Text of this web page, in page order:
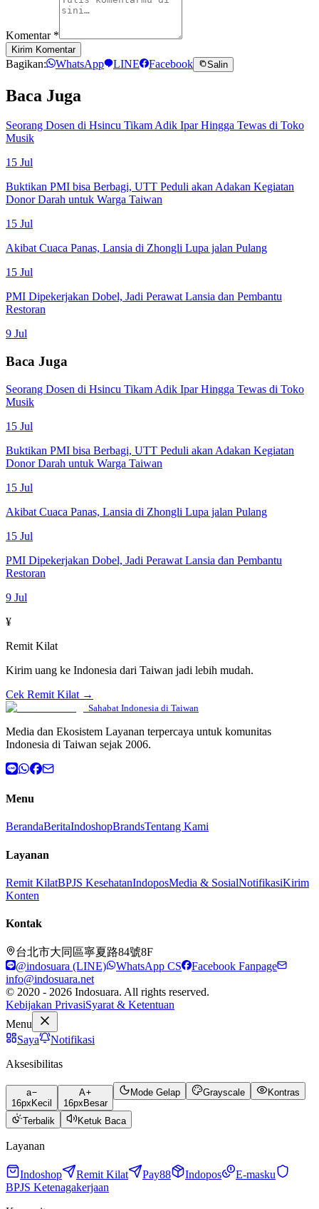
Komentar *
Kirim Komentar
Bagikan: WhatsApp LINE Facebook Salin
Baca Juga
Seorang Dosen di Hsincu Tikam Adik Ipar Hingga Tewas di Toko
Musik
15 Jul
Buktikan PMI bisa Berbagi, UTT Peduli akan Adakan Kegiatan
Donor Darah untuk Warga Taiwan
15 Jul
Akibat Cuaca Panas, Lansia di Zhongli Lupa jalan Pulang
15 Jul
PMI Dipekerjakan Dobel, Jadi Perawat Lansia dan Pembantu
Restoran
9 Jul
Baca Juga
Seorang Dosen di Hsincu Tikam Adik Ipar Hingga Tewas di Toko
Musik
15 Jul
Buktikan PMI bisa Berbagi, UTT Peduli akan Adakan Kegiatan
Donor Darah untuk Warga Taiwan
15 Jul
Akibat Cuaca Panas, Lansia di Zhongli Lupa jalan Pulang
15 Jul
PMI Dipekerjakan Dobel, Jadi Perawat Lansia dan Pembantu
Restoran
9 Jul
¥
Remit Kilat
Kirim uang ke Indonesia dari Taiwan jadi lebih mudah.
Cek Remit Kilat →
Sahabat Indonesia di Taiwan
Media dan Ekosistem Layanan terpercaya untuk komunitas
Indonesia di Taiwan sejak 2006.
Menu
BerandaBeritaIndoshopBrandsTentang Kami
Layanan
Remit KilatBPJS KesehatanIndoposMedia & SosialNotifikasiKirim
Konten
Kontak
台北市大同區寧夏路84號8F
@indosuara (LINE)
WhatsApp CS
Facebook Fanpage
info@indosuara.net
© 2020 - 2026 Indosuara. All rights reserved.
Kebijakan PrivasiSyarat & Ketentuan
Menu
Saya
Notifikasi
Aksesibilitas
a
16px Kecil
A
16px Besar
Mode Gelap Grayscale Kontras
Terbalik Ketuk Baca
Layanan
Indoshop Remit Kilat Pay88 Indopos
E-masku
BPJS Ketenagakerjaan